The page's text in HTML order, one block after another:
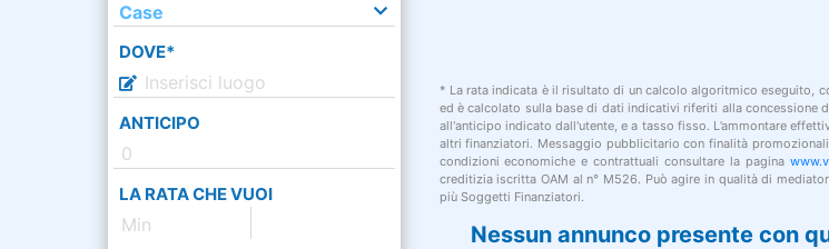
Nessun annunco presente con
Case
DOVE*
ANTICIPO
LA RATA CHE VUOI
* La rata indicata è il risultato di un calcolo algoritmico eseguito,
ed è calcolato sulla base di dati indicativi riferiti alla concessione
all'anticipo indicato dall'utente, e a tasso fisso. L’ammontare
altri finanziatori. Messaggio pubblicitario con finalità
condizioni economiche e contrattuali consultare la pagina
creditizia iscritta OAM al n° M526. Può agire in qualità di
più Soggetti Finanziatori.